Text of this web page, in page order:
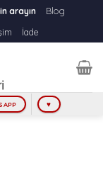
arayın
Blog
İade
♥